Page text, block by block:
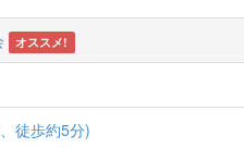
オススメ!
徒歩約5分)